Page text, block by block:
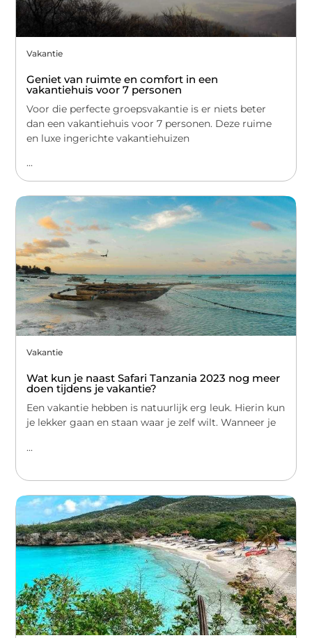
Vakantie
Geniet van ruimte en comfort in een
vakantiehuis voor 7 personen
Voor die perfecte groepsvakantie is er niets beter
dan een vakantiehuis voor 7 personen. Deze ruime
en luxe ingerichte vakantiehuizen
...
Vakantie
Wat kun je naast Safari Tanzania 2023 nog meer
doen tijdens je vakantie?
Een vakantie hebben is natuurlijk erg leuk. Hierin kun
je lekker gaan en staan waar je zelf wilt. Wanneer je
...